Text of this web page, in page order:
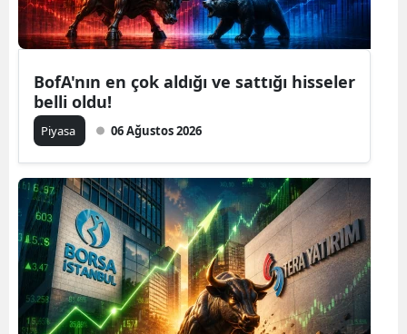
BofA'nın en çok aldığı ve sattığı hisseler
belli oldu!
Piyasa 06 Ağustos 2026